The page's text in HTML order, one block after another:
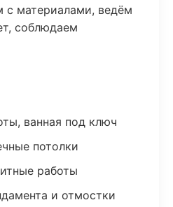
с материалами, ведём
соблюдаем
ванная под ключ
потолки
работы
и отмостки